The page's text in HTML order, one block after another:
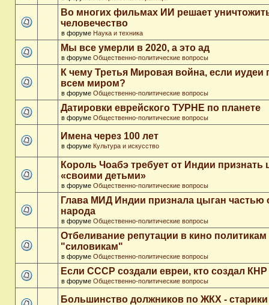
Во многих фильмах ИИ решает
человечество
в форуме Наука и техника
Мы все умерли в 2020, а это ад
в форуме Общественно-политические вопросы
К чему Третья Мировая война, если иудеи
всем миром?
в форуме Общественно-политические вопросы
Датировки еврейского ТУРНЕ по планете
в форуме Общественно-политические вопросы
Имена через 100 лет
в форуме Культура и искусство
Король Чоабэ требует от Индии признать
«своими детьми»
в форуме Общественно-политические вопросы
Глава МИД Индии признала цыган частью
народа
в форуме Общественно-политические вопросы
Отбеливание репутации в кино политикам
"силовикам"
в форуме Общественно-политические вопросы
Если СССР создали евреи, кто создал
в форуме Общественно-политические вопросы
Большинство должников по ЖКХ - старики